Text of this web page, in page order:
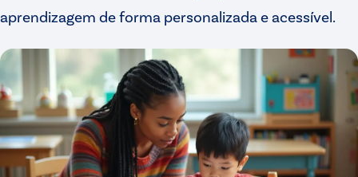
aprendizagem de forma personalizada e acessível.